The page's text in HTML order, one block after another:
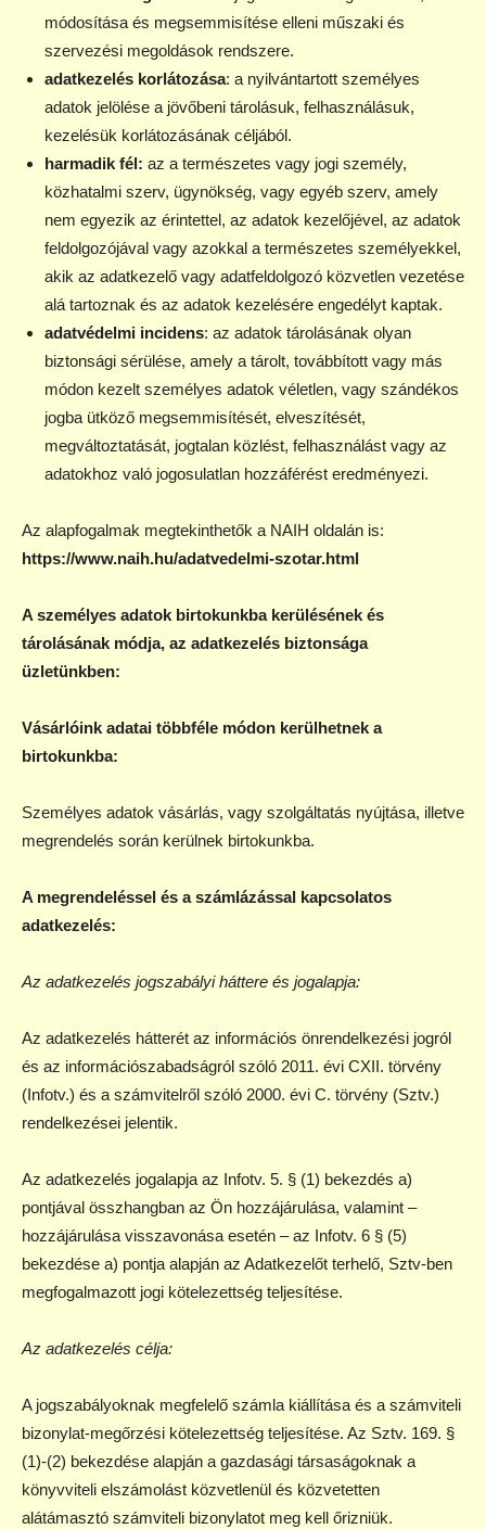
módosítása és megsemmisítése elleni műszaki és
szervezési megoldások rendszere.
adatkezelés korlátozása: a nyilvántartott személyes
adatok jelölése a jövőbeni tárolásuk, felhasználásuk,
kezelésük korlátozásának céljából.
harmadik fél: az a természetes vagy jogi személy,
közhatalmi szerv, ügynökség, vagy egyéb szerv, amely
nem egyezik az érintettel, az adatok kezelőjével, az adatok
feldolgozójával vagy azokkal a természetes személyekkel,
akik az adatkezelő vagy adatfeldolgozó közvetlen vezetése
alá tartoznak és az adatok kezelésére engedélyt kaptak.
adatvédelmi incidens: az adatok tárolásának olyan
biztonsági sérülése, amely a tárolt, továbbított vagy más
módon kezelt személyes adatok véletlen, vagy szándékos
jogba ütköző megsemmisítését, elveszítését,
megváltoztatását, jogtalan közlést, felhasználást vagy az
adatokhoz való jogosulatlan hozzáférést eredményezi.
Az alapfogalmak megtekinthetők a NAIH oldalán is:
https://www.naih.hu/adatvedelmi-szotar.html
A személyes adatok birtokunkba kerülésének és
tárolásának módja, az adatkezelés biztonsága
üzletünkben:
Vásárlóink adatai többféle módon kerülhetnek a
birtokunkba:
Személyes adatok vásárlás, vagy szolgáltatás nyújtása, illetve
megrendelés során kerülnek birtokunkba.
A megrendeléssel és a számlázással kapcsolatos
adatkezelés:
Az adatkezelés jogszabályi háttere és jogalapja:
Az adatkezelés hátterét az információs önrendelkezési jogról
és az információszabadságról szóló 2011. évi CXII. törvény
(Infotv.) és a számvitelről szóló 2000. évi C. törvény (Sztv.)
rendelkezései jelentik.
Az adatkezelés jogalapja az Infotv. 5. § (1) bekezdés a)
pontjával összhangban az Ön hozzájárulása, valamint –
hozzájárulása visszavonása esetén – az Infotv. 6 § (5)
bekezdése a) pontja alapján az Adatkezelőt terhelő, Sztv-ben
megfogalmazott jogi kötelezettség teljesítése.
Az adatkezelés célja:
A jogszabályoknak megfelelő számla kiállítása és a számviteli
bizonylat-megőrzési kötelezettség teljesítése. Az Sztv. 169. §
(1)-(2) bekezdése alapján a gazdasági társaságoknak a
könyvviteli elszámolást közvetlenül és közvetetten
alátámasztó számviteli bizonylatot meg kell őrizniük.